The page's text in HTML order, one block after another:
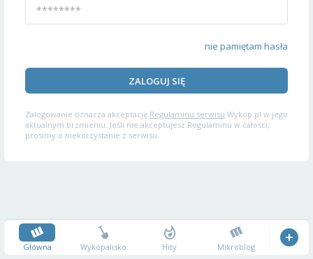
nie pamiętam hasła
ZALOGUJ SIĘ
Zalogowanie oznacza akceptację Regulaminu serwisu Wykop.pl w jego
aktualnym brzmieniu. Jeśli nie akceptujesz Regulaminu w całości,
prosimy o niekorzystanie z serwisu.
Główna Wykopalisko Hity Mikroblog